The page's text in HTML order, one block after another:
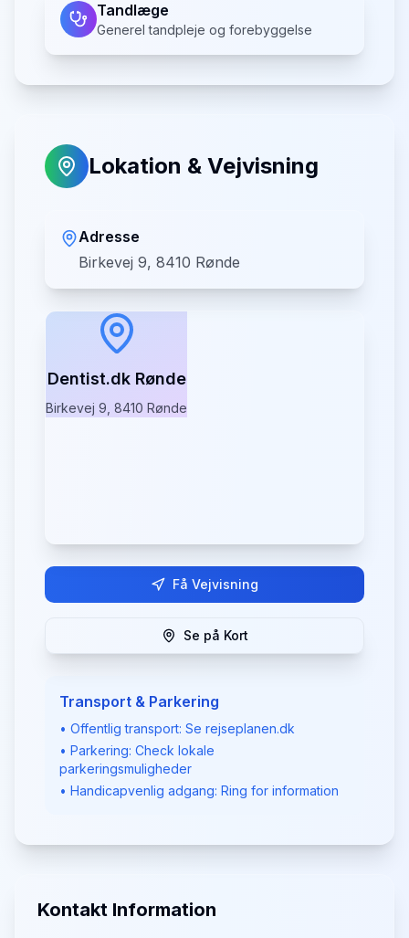
Tandlæge
Generel tandpleje og forebyggelse
Lokation & Vejvisning
Adresse
Birkevej 9, 8410 Rønde
Dentist.dk Rønde
Birkevej 9, 8410 Rønde
Få Vejvisning
Se på Kort
Transport & Parkering
• Offentlig transport: Se rejseplanen.dk
• Parkering: Check lokale
parkeringsmuligheder
• Handicapvenlig adgang: Ring for information
Kontakt Information